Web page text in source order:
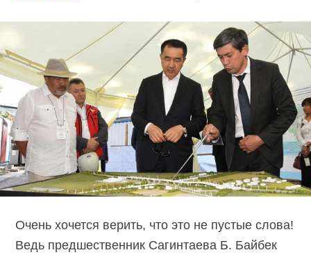
Очень хочется верить, что это не пустые слова!
Ведь предшественник Сагинтаева Б. Байбек